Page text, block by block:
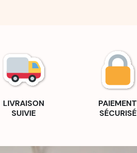
LIVRAISON
SUIVIE
PAIEMENT
SÉCURISÉ